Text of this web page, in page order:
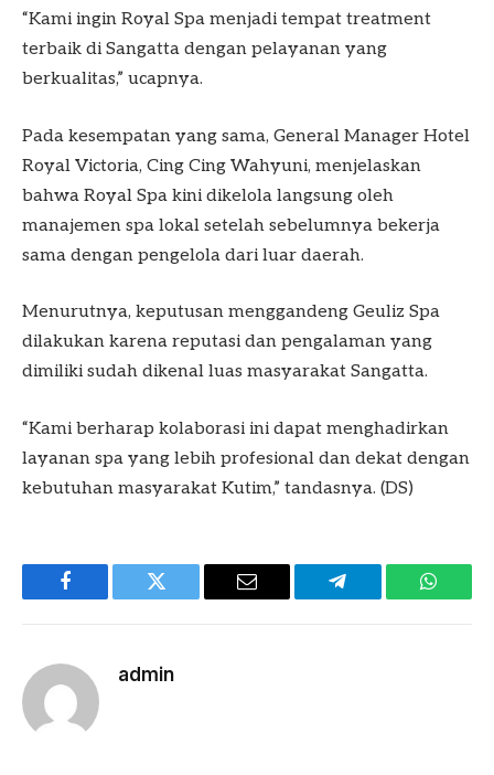
“Kami ingin Royal Spa menjadi tempat treatment
terbaik di Sangatta dengan pelayanan yang
berkualitas,” ucapnya.
Pada kesempatan yang sama, General Manager Hotel
Royal Victoria, Cing Cing Wahyuni, menjelaskan
bahwa Royal Spa kini dikelola langsung oleh
manajemen spa lokal setelah sebelumnya bekerja
sama dengan pengelola dari luar daerah.
Menurutnya, keputusan menggandeng Geuliz Spa
dilakukan karena reputasi dan pengalaman yang
dimiliki sudah dikenal luas masyarakat Sangatta.
“Kami berharap kolaborasi ini dapat menghadirkan
layanan spa yang lebih profesional dan dekat dengan
kebutuhan masyarakat Kutim,” tandasnya. (DS)
Facebook Twitter Email Telegram
admin